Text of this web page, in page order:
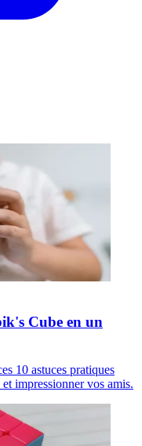
Cube en un
10 astuces pratiques
impressionner vos amis.